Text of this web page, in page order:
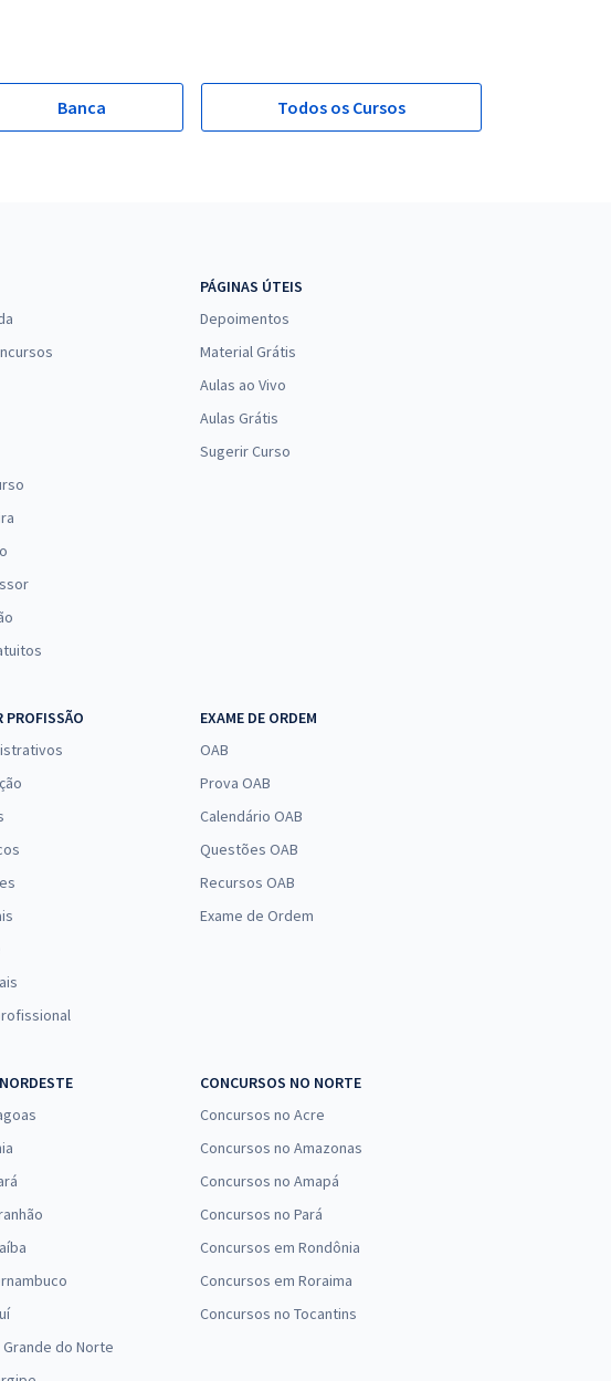
Banca Todos os Cursos
PÁGINAS ÚTEIS
Depoimentos
Material Grátis
Aulas ao Vivo
Aulas Grátis
Sugerir Curso
PROFISSÃO
EXAME DE ORDEM
OAB
Prova OAB
Calendário OAB
Questões OAB
Recursos OAB
Exame de Ordem
do Norte
CONCURSOS NO NORTE
Concursos no Acre
Concursos no Amazonas
Concursos no Amapá
Concursos no Pará
Concursos em Rondônia
Concursos em Roraima
Concursos no Tocantins